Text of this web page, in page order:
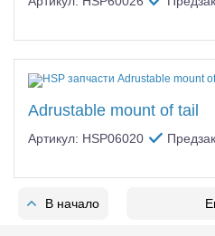
Adrustable mount of tail
Артикул: HSP06020
В начало